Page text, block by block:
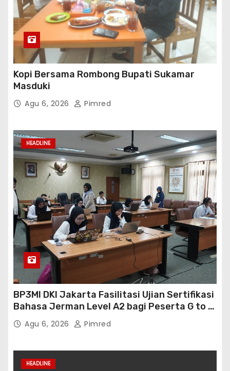
Kopi Bersama Rombong Bupati Sukamar
Masduki
Agu 6, 2026 Pimred
HEADLINE
BP3MI DKI Jakarta Fasilitasi Ujian Sertifikasi
Bahasa Jerman Level A2 bagi Peserta G to G
Jerman Batch VII
Agu 6, 2026 Pimred
HEADLINE